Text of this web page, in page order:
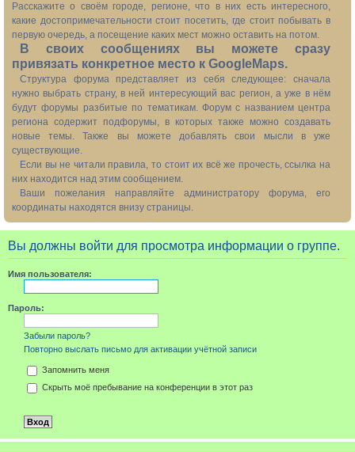
Расскажите о своём городе, регионе, что в них есть интересного,
какие достопримечательности стоит посетить, где стоит побывать в
первую очередь, а посещение каких мест можно оставить на потом.
В своих сообщениях вы можете сразу
привязать конкретное место к GoogleMaps.
Структура форума представляет из себя следующее: сначала
нужно выбрать страну, в ней интересующий вас регион, а уже в нём
будут форумы разбитые по тематикам. Форум с названием центра
региона содержит подфорумы, в которых также можно создавать
новые темы. Также вы можете добавлять свои мысли в уже
существующие.
Если вы не читали правила, то стоит их всё же прочесть, ссылка на
них находится над этим сообщением.
Ваши пожелания направляйте администратору форума, его
координаты находятся внизу страницы.
Вы должны войти для просмотра информации о группе.
Имя пользователя:
Пароль:
Забыли пароль?
Повторно выслать письмо для активации учётной записи
Запомнить меня
Скрыть моё пребывание на конференции в этот раз